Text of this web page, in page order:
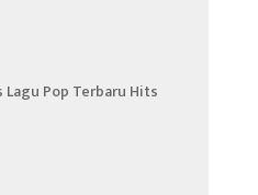
Lagu Pop Terbaru Hits